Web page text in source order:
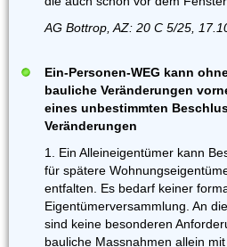
AG Bottrop, AZ: 20 C 5/25,
Ein-Personen-WEG kann
bauliche Veränderungen
eines unbestimmten
Veränderungen
1. Ein Alleineigentümer kann
für spätere
entfalten. Es bedarf keiner
Eigentümerversammlung. An
sind keine besonderen
bauliche Massnahmen allein